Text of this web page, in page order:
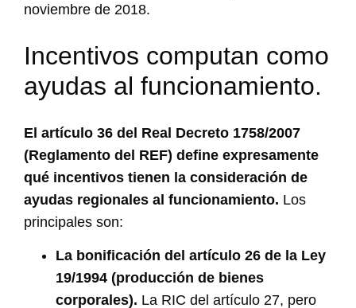
noviembre de 2018.
Incentivos computan como
ayudas al funcionamiento.
El artículo 36 del Real Decreto 1758/2007
(Reglamento del REF) define expresamente
qué incentivos tienen la consideración de
ayudas regionales al funcionamiento. Los
principales son:
La bonificación del artículo 26 de la Ley
19/1994 (producción de bienes
corporales). La RIC del artículo 27, pero